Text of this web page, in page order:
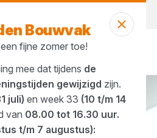
Bouwvak
fijne zomer toe!
mee dat tijdens de
gewijzigd zijn.
juli) en week 33 (10 t/m 14
van 08.00 tot 16.30 uur.
t/m 7 augustus):